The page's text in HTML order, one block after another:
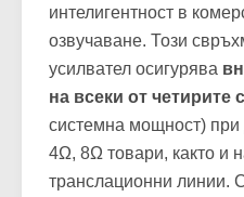
1504представлява
отношение на изходна
интелигентност в
озвучаване. Този
усилвател осигурява
на всеки от четирите
системна мощност) при